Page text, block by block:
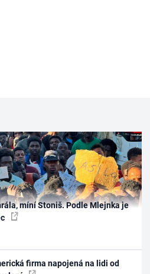
míní Stoniš. Podle Mlejnka je
firma napojená na lidi od